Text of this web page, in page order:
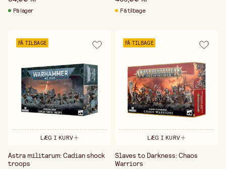
spil hjemme eller at konkurrere til turneringer, er
der plads til dig. Derfor vælger mange Warhammer
valg. Det tilbyder den perfekte balance mellem
spil og skabelse – og en verden at fordybe sig i,
uanset erfaring og interesse.
På lager Få tilbage
FÅ TILBAGE
LÆG I KURV
Astra militarum: Cadian shock
troops
FÅ TILBAGE
LÆG I KURV
Slaves to Darkness: Chaos
Warriors